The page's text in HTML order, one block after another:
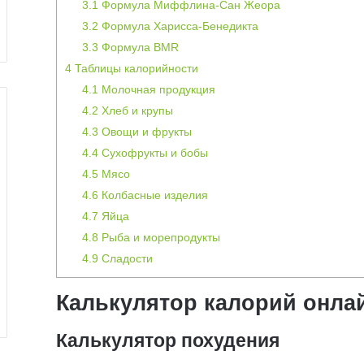
3.1 Формула Миффлина-Сан Жеора
3.2 Формула Харисса-Бенедикта
3.3 Формула BMR
4 Таблицы калорийности
4.1 Молочная продукция
4.2 Хлеб и крупы
4.3 Овощи и фрукты
4.4 Сухофрукты и бобы
4.5 Мясо
4.6 Колбасные изделия
4.7 Яйца
4.8 Рыба и морепродукты
4.9 Сладости
Калькулятор калорий
Калькулятор похудения